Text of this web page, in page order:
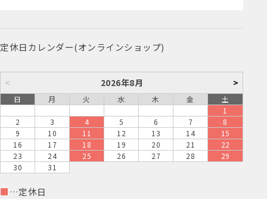
定休日カレンダー(オンラインショップ)
< 2026年8月 >
日 月 火 水 木 金
土
1
2
3 4 5 6 7
8
9
10 11 12 13 14
15
16
17 18 19 20 21
22
23
24 25 26 27 28
29
30
31
■ …定休日